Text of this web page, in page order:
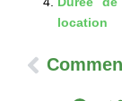
location